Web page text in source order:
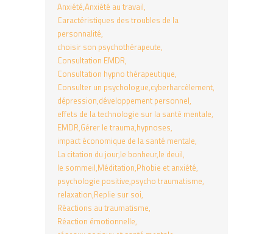
Anxiété Anxiété au travail
Caractéristiques des troubles de la
personnalité
choisir son psychothérapeute
Consultation EMDR
Consultation hypno thérapeutique
Consulter un psychologue cyberharcèlement
dépression développement personnel
effets de la technologie sur la santé mentale
EMDR Gérer le trauma hypnoses
impact économique de la santé mentale
La citation du jour le bonheur le deuil
le sommeil Méditation Phobie et anxiété
psychologie positive psycho traumatisme
relaxation Replie sur soi
Réactions au traumatisme
Réaction émotionnelle